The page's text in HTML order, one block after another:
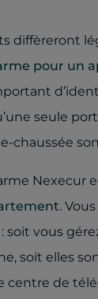
diffèreront
pour un
seule
chaussée
Nexecur
.
soit vous
soit elles
centre de